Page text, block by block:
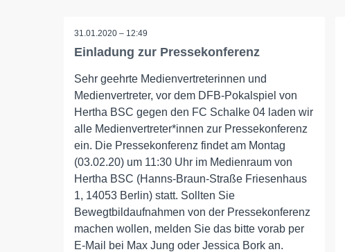
31.01.2020 – 12:49
Einladung zur Pressekonferenz
Sehr geehrte Medienvertreterinnen und
Medienvertreter, vor dem DFB-Pokalspiel von
Hertha BSC gegen den FC Schalke 04 laden wir
alle Medienvertreter*innen zur Pressekonferenz
ein. Die Pressekonferenz findet am Montag
(03.02.20) um 11:30 Uhr im Medienraum von
Hertha BSC (Hanns-Braun-Straße Friesenhaus
1, 14053 Berlin) statt. Sollten Sie
Bewegtbildaufnahmen von der Pressekonferenz
machen wollen, melden Sie das bitte vorab per
E-Mail bei Max Jung oder Jessica Bork an.